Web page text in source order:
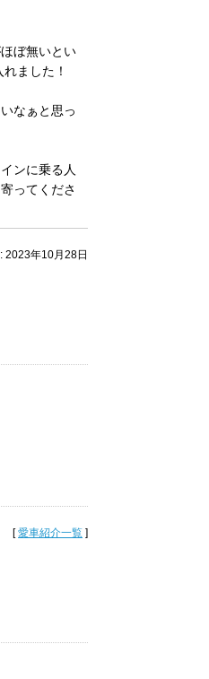
ぼ無いとい
ました！
なぁと思っ
ンに乗る人
ってくださ
2023年10月28日
[愛車紹介一覧 ]